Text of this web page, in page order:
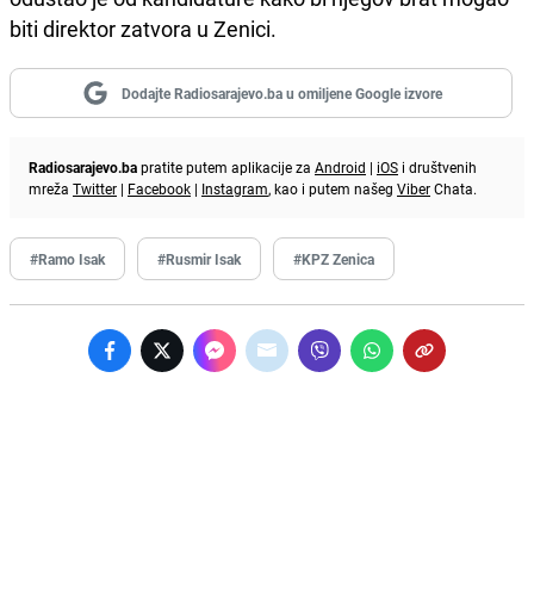
biti direktor zatvora u Zenici.
Dodajte Radiosarajevo.ba u omiljene Google izvore
Radiosarajevo.bapratite putem aplikacije za Android | iOS i društvenih
mreža Twitter | Facebook | Instagram, kao i putem našeg ViberChata.
#Ramo Isak #Rusmir Isak #KPZ Zenica